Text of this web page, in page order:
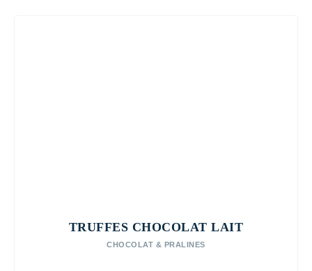
TRUFFES CHOCOLAT LAIT
CHOCOLAT & PRALINES